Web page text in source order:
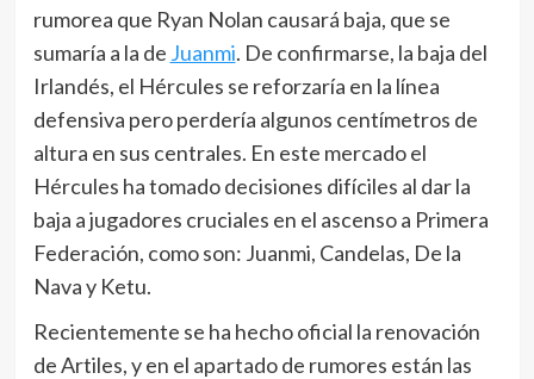
rumorea que Ryan Nolan causará baja, que se
sumaría a la de Juanmi. De confirmarse, la baja del
Irlandés, el Hércules se reforzaría en la línea
defensiva pero perdería algunos centímetros de
altura en sus centrales. En este mercado el
Hércules ha tomado decisiones difíciles al dar la
baja a jugadores cruciales en el ascenso a Primera
Federación, como son: Juanmi, Candelas, De la
Nava y Ketu.
Recientemente se ha hecho oficial la renovación
de Artiles, y en el apartado de rumores están las